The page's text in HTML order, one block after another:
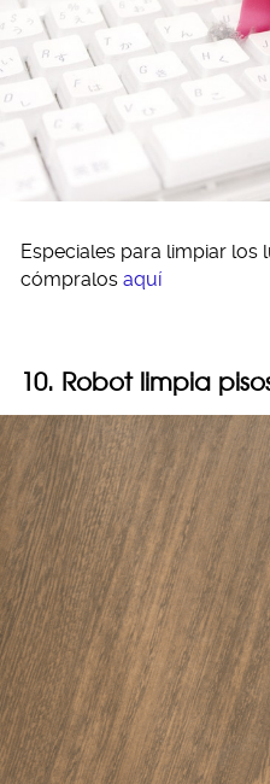
Especiales para limpiar los
cómpralos aquí
10. Robot limpia